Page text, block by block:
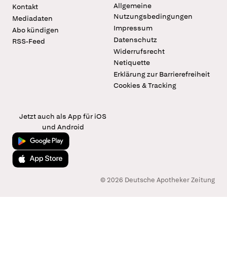
Kontakt
Mediadaten
Abo kündigen
RSS-Feed
Allgemeine
Nutzungsbedingungen
Impressum
Datenschutz
Widerrufsrecht
Netiquette
Erklärung zur Barrierefreiheit
Cookies & Tracking
Jetzt auch als App für iOS
und Android
Jetzt bei Google Play
Laden im App Store
© 2026 Deutsche Apotheker Zeitung